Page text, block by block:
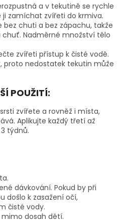
a v tekutině se rychle
zamíchat zvířeti do krmiva.
bez chuti a bez zápachu, takže
chuť. Nadměrné množství tělo
zvířeti přístup k čisté vodě.
proto nedostatek tekutin může
POUŽITÍ:
zvířete a rovněž i místa,
Aplikujte každý třetí až
týdnů.
dávkování. Pokud by při
došlo k zasažení očí,
čisté vody.
dosah dětí.